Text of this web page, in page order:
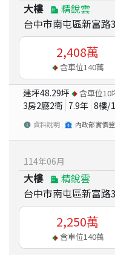
大樓
精銳雲
台中市南屯區新富路
2,408萬
含車位140萬
建坪48.29坪 含車位10
3房2廳2衛 7.9年 8樓/
資料說明 內政部實價
114年06月
大樓
精銳雲
台中市南屯區新富路
2,250萬
含車位140萬